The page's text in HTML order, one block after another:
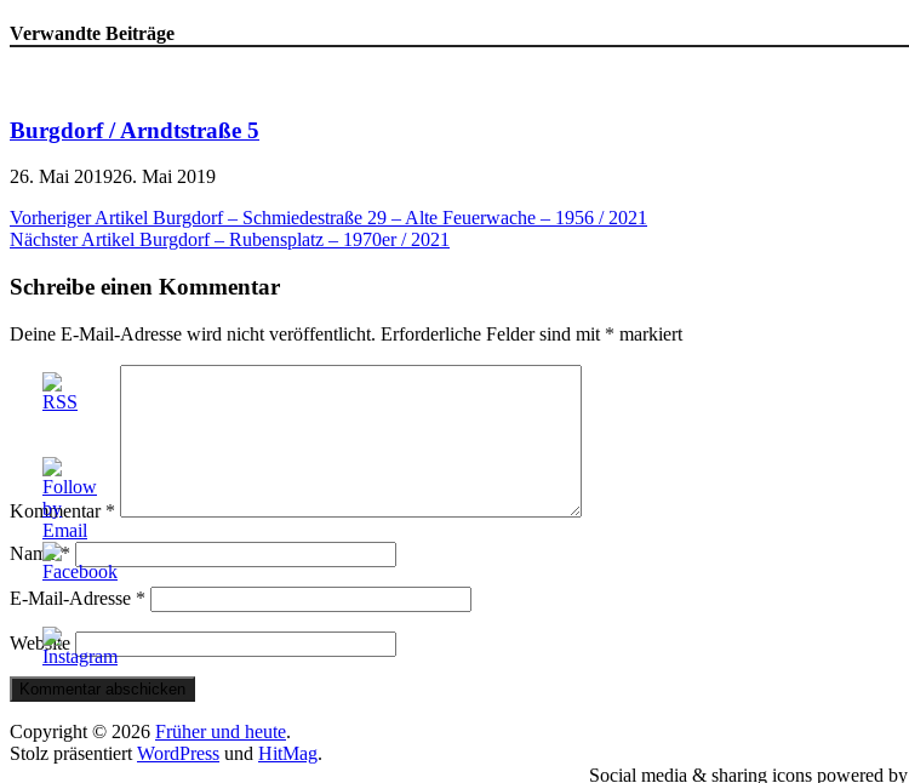
Verwandte Beiträge
Burgdorf / Arndtstraße 5
26. Mai 201926. Mai 2019
Beitragsnavigation
Vorheriger Artikel Burgdorf – Schmiedestraße 29 – Alte Feuerwache – 1956 / 2021
Nächster Artikel Burgdorf – Rubensplatz – 1970er / 2021
Schreibe einen Kommentar
Deine E-Mail-Adresse wird nicht veröffentlicht. Erforderliche Felder sind mit * markiert
Kommentar *
Name*
E-Mail-Adresse *
Website
Copyright © 2026 Früher und heute.
Stolz präsentiert WordPress und HitMag.
Social media & sharing icons powered by